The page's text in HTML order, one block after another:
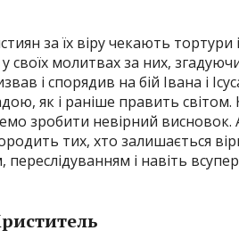
за їх віру чекають
молитвах за них,
і спорядив на бій Івана і
як і раніше править
зробити невірний висновок.
тих, хто залишається
і навіть